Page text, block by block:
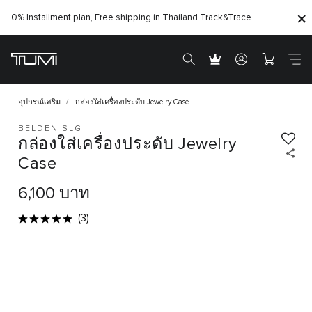
0% Installment plan, Free shipping in Thailand Track&Trace
อุปกรณ์เสริม กล่องใส่เครื่องประดับ Jewelry Case
BELDEN SLG
กล่องใส่เครื่องประดับ Jewelry
Case
6,100 บาท
(3)